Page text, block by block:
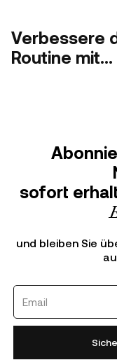
Verbessere
Routine mit...
sofort
und bleiben Sie